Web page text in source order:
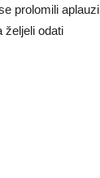
prolomili aplauzi
željeli odati